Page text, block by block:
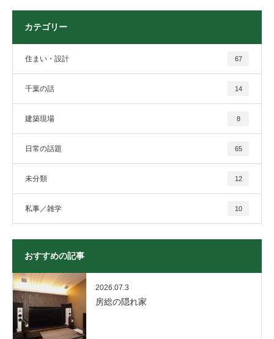
カテゴリー
住まい・設計 67
千葉の話 14
建築現場 8
日常の話題 65
未分類 12
私事／雑学 10
おすすめの記事
2026.07.3
房総の隠れ家